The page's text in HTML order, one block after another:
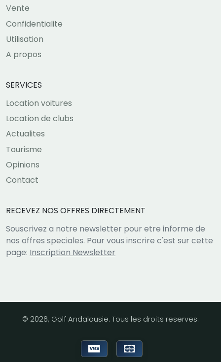
Vente
Confidentialite
Utilisation
A propos
SERVICES
Location voitures
Location de clubs
Actualites
Tourisme
Opinions
Contact
RECEVEZ NOS OFFRES DIRECTEMENT
Souscrivez a notre newsletter pour etre informe de
nos offres speciales. Pour vous inscrire c'est sur cette
page: Inscription Newsletter
© 2026, Golf Andalousie. Tous les droits reserves.